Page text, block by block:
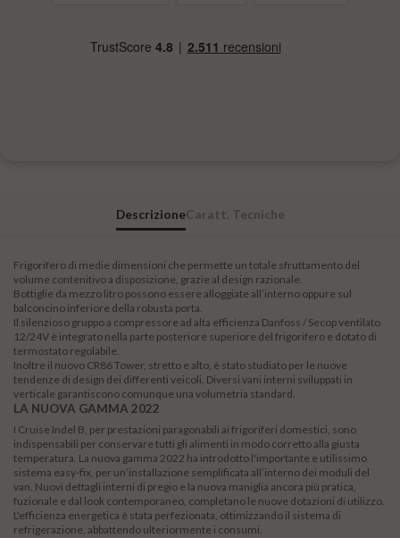
DescrizioneCaratt. Tecniche
Frigorifero di medie dimensioni che permette un totale sfruttamento del
volume contenitivo a disposizione, grazie al design razionale.
Bottiglie da mezzo litro possono essere alloggiate all’interno oppure sul
balconcino inferiore della robusta porta.
Il silenzioso gruppo a compressore ad alta efficienza Danfoss / Secop ventilato
12/24V è integrato nella parte posteriore superiore del frigorifero e dotato di
termostato regolabile.
Inoltre il nuovo CR86 Tower, stretto e alto, è stato studiato per le nuove
tendenze di design dei differenti veicoli. Diversi vani interni sviluppati in
verticale garantiscono comunque una volumetria standard.
LA NUOVA GAMMA 2022
I Cruise Indel B, per prestazioni paragonabili ai frigoriferi domestici, sono
indispensabili per conservare tutti gli alimenti in modo corretto alla giusta
temperatura. La nuova gamma 2022 ha introdotto l'importante e utilissimo
sistema easy-fix, per un’installazione semplificata all’interno dei moduli del
van. Nuovi dettagli interni di pregio e la nuova maniglia ancora più pratica,
fuzionale e dal look contemporaneo, completano le nuove dotazioni di utilizzo.
L'efficienza energetica è stata perfezionata, ottimizzando il sistema di
refrigerazione, abbattendo ulteriormente i consumi.